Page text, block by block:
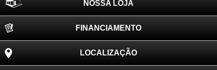
NOSSA LOJA
FINANCIAMENTO
LOCALIZAÇÃO